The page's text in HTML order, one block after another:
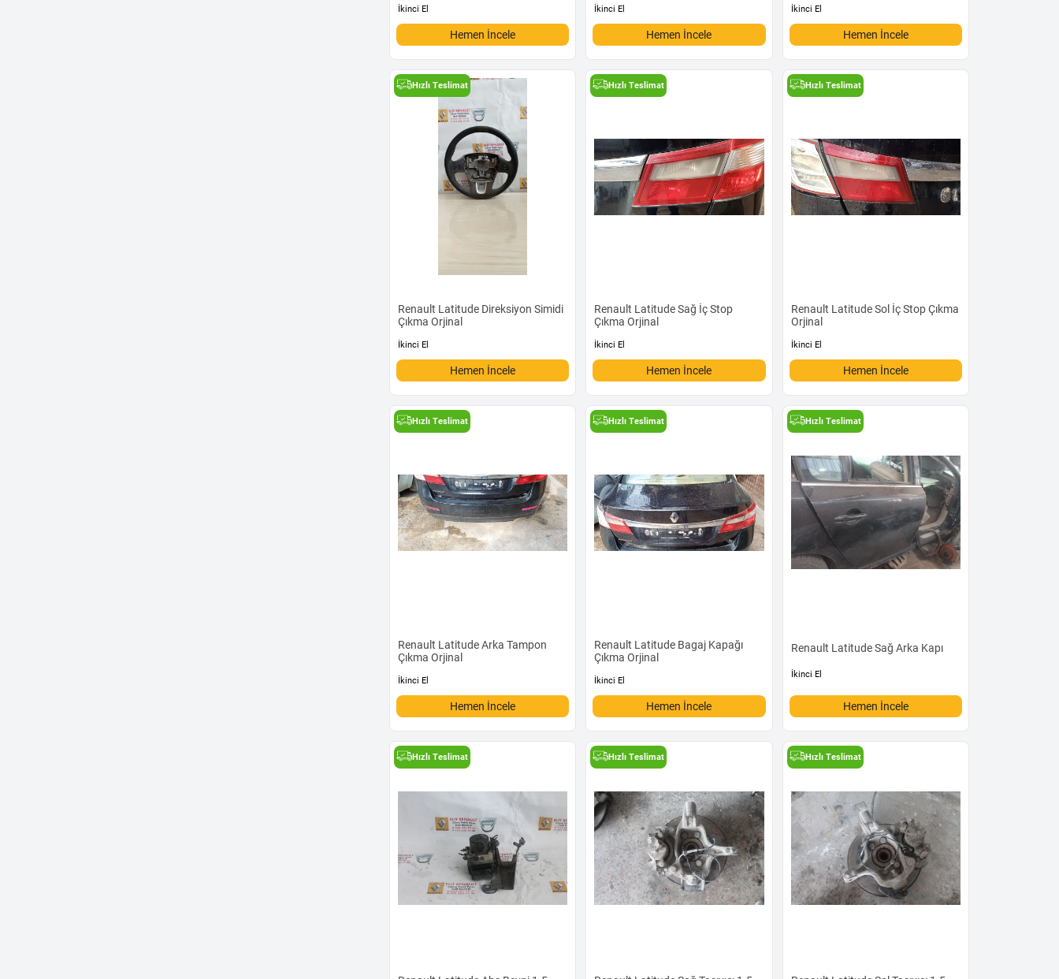
İkinci El
Hemen İncele
İkinci El
Hemen İncele
İkinci El
Hemen İncele
Hızlı Teslimat
Renault Latitude Direksiyon Simidi
Çıkma Orjinal
İkinci El
Hemen İncele
Hızlı Teslimat
Renault Latitude Sağ İç Stop
Çıkma Orjinal
İkinci El
Hemen İncele
Hızlı Teslimat
Renault Latitude Sol İç Stop Çıkma
Orjinal
İkinci El
Hemen İncele
Hızlı Teslimat
Renault Latitude Arka Tampon
Çıkma Orjinal
İkinci El
Hemen İncele
Hızlı Teslimat
Renault Latitude Bagaj Kapağı
Çıkma Orjinal
İkinci El
Hemen İncele
Hızlı Teslimat
Renault Latitude Sağ Arka Kapı
İkinci El
Hemen İncele
Hızlı Teslimat Hızlı Teslimat Hızlı Teslimat